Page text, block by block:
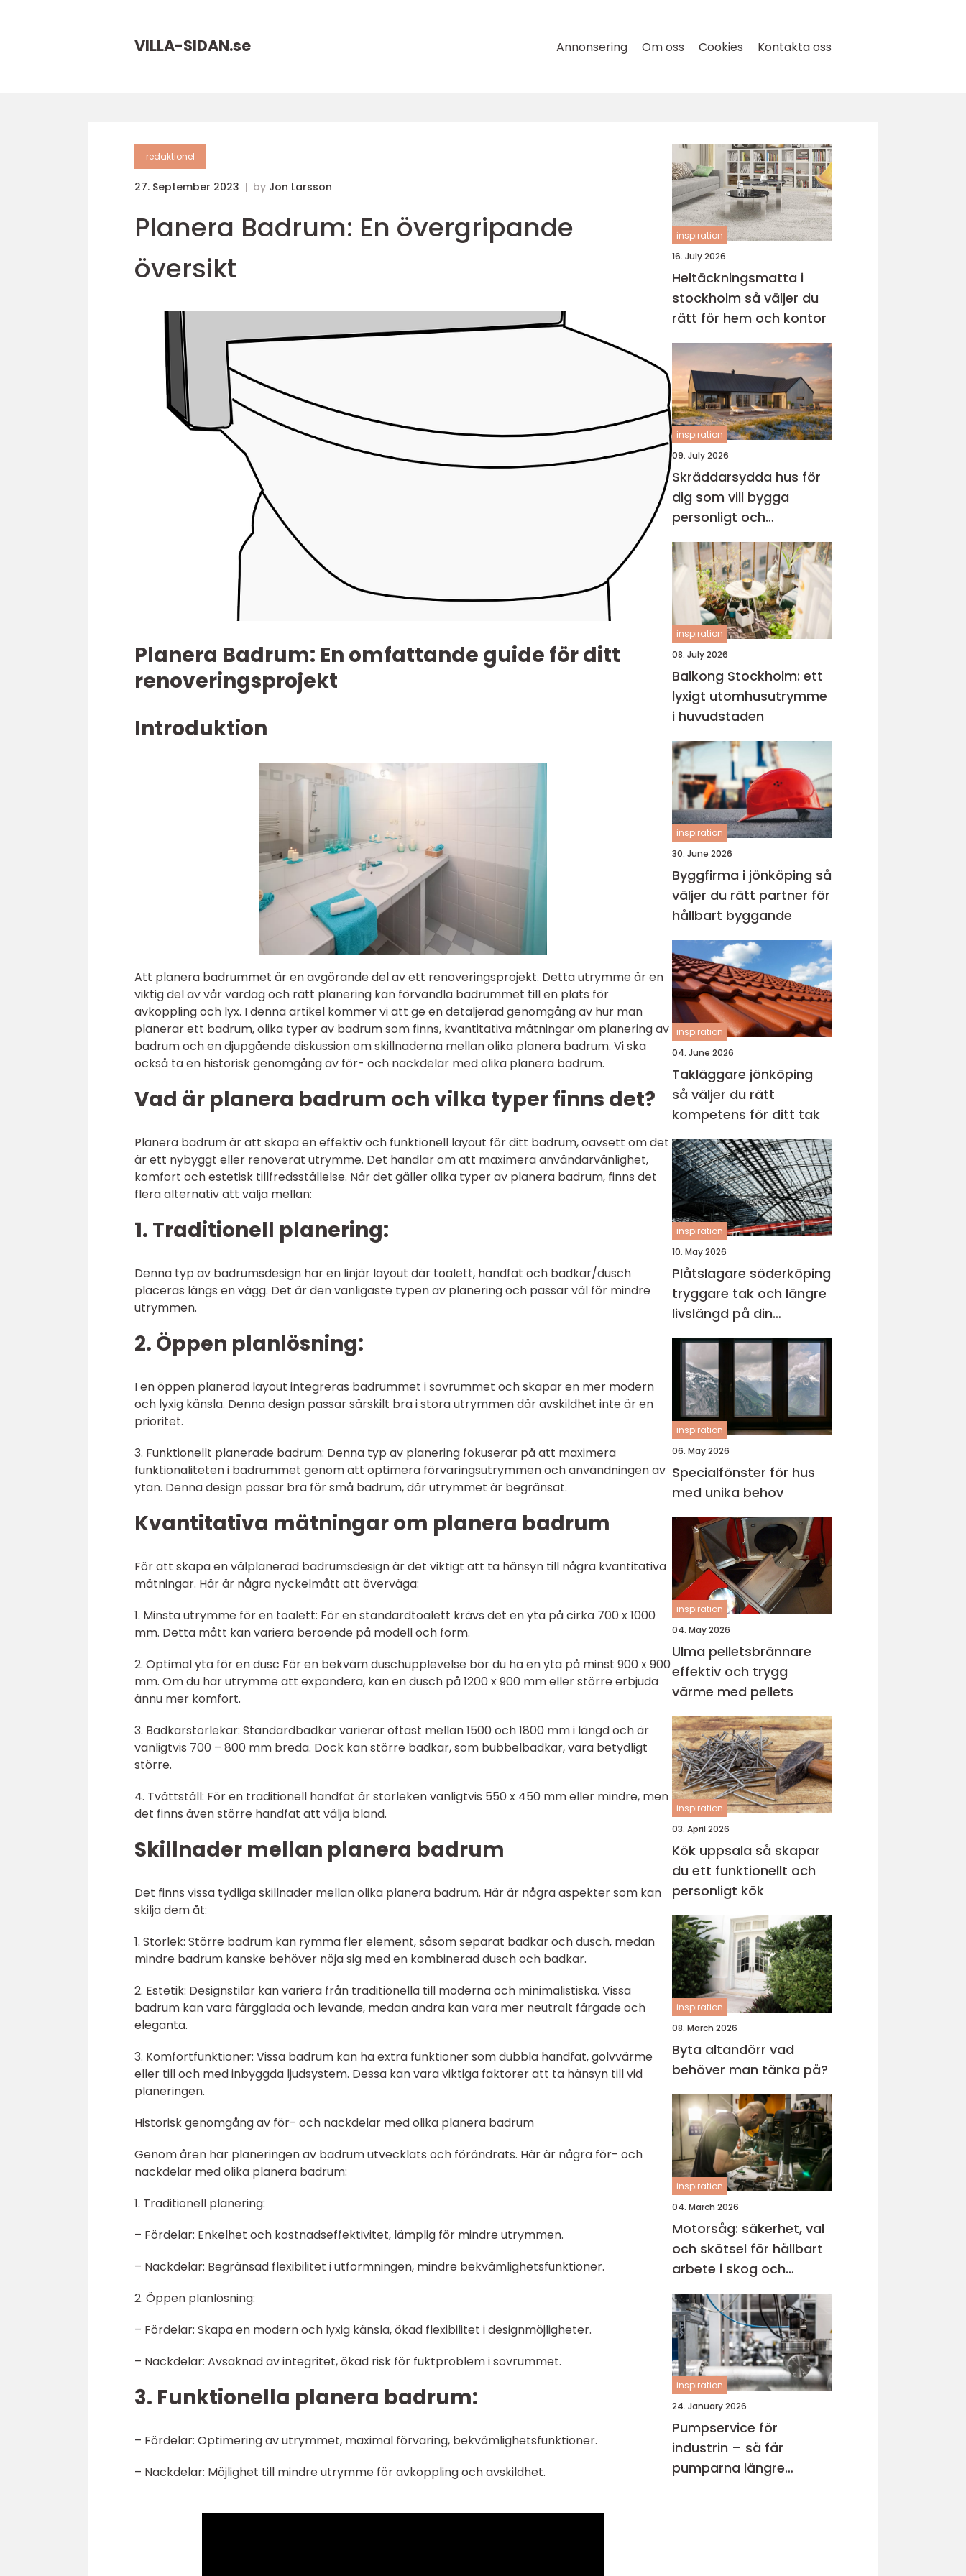
VILLA-SIDAN.se Annonsering Om oss Cookies Kontakta oss
redaktionel
27. September 2023 by Jon Larsson
Planera Badrum: En övergripande
översikt
Planera Badrum: En omfattande guide för ditt
renoveringsprojekt
Introduktion
Att planera badrummet är en avgörande del av ett renoveringsprojekt. Detta utrymme är en
viktig del av vår vardag och rätt planering kan förvandla badrummet till en plats för
avkoppling och lyx. I denna artikel kommer vi att ge en detaljerad genomgång av hur man
planerar ett badrum, olika typer av badrum som finns, kvantitativa mätningar om planering av
badrum och en djupgående diskussion om skillnaderna mellan olika planera badrum. Vi ska
också ta en historisk genomgång av för- och nackdelar med olika planera badrum.
Vad är planera badrum och vilka typer finns det?
Planera badrum är att skapa en effektiv och funktionell layout för ditt badrum, oavsett om det
är ett nybyggt eller renoverat utrymme. Det handlar om att maximera användarvänlighet,
komfort och estetisk tillfredsställelse. När det gäller olika typer av planera badrum, finns det
flera alternativ att välja mellan:
1. Traditionell planering:
Denna typ av badrumsdesign har en linjär layout där toalett, handfat och badkar/dusch
placeras längs en vägg. Det är den vanligaste typen av planering och passar väl för mindre
utrymmen.
2. Öppen planlösning:
I en öppen planerad layout integreras badrummet i sovrummet och skapar en mer modern
och lyxig känsla. Denna design passar särskilt bra i stora utrymmen där avskildhet inte är en
prioritet.
3. Funktionellt planerade badrum: Denna typ av planering fokuserar på att maximera
funktionaliteten i badrummet genom att optimera förvaringsutrymmen och användningen av
ytan. Denna design passar bra för små badrum, där utrymmet är begränsat.
Kvantitativa mätningar om planera badrum
För att skapa en välplanerad badrumsdesign är det viktigt att ta hänsyn till några kvantitativa
mätningar. Här är några nyckelmått att överväga:
1. Minsta utrymme för en toalett: För en standardtoalett krävs det en yta på cirka 700 x 1000
mm. Detta mått kan variera beroende på modell och form.
2. Optimal yta för en dusc För en bekväm duschupplevelse bör du ha en yta på minst 900 x 900
mm. Om du har utrymme att expandera, kan en dusch på 1200 x 900 mm eller större erbjuda
ännu mer komfort.
3. Badkarstorlekar: Standardbadkar varierar oftast mellan 1500 och 1800 mm i längd och är
vanligtvis 700 – 800 mm breda. Dock kan större badkar, som bubbelbadkar, vara betydligt
större.
4. Tvättställ: För en traditionell handfat är storleken vanligtvis 550 x 450 mm eller mindre, men
det finns även större handfat att välja bland.
Skillnader mellan planera badrum
Det finns vissa tydliga skillnader mellan olika planera badrum. Här är några aspekter som kan
skilja dem åt:
1. Storlek: Större badrum kan rymma fler element, såsom separat badkar och dusch, medan
mindre badrum kanske behöver nöja sig med en kombinerad dusch och badkar.
2. Estetik: Designstilar kan variera från traditionella till moderna och minimalistiska. Vissa
badrum kan vara färgglada och levande, medan andra kan vara mer neutralt färgade och
eleganta.
3. Komfortfunktioner: Vissa badrum kan ha extra funktioner som dubbla handfat, golvvärme
eller till och med inbyggda ljudsystem. Dessa kan vara viktiga faktorer att ta hänsyn till vid
planeringen.
Historisk genomgång av för- och nackdelar med olika planera badrum
Genom åren har planeringen av badrum utvecklats och förändrats. Här är några för- och
nackdelar med olika planera badrum:
1. Traditionell planering:
– Fördelar: Enkelhet och kostnadseffektivitet, lämplig för mindre utrymmen.
– Nackdelar: Begränsad flexibilitet i utformningen, mindre bekvämlighetsfunktioner.
2. Öppen planlösning:
– Fördelar: Skapa en modern och lyxig känsla, ökad flexibilitet i designmöjligheter.
– Nackdelar: Avsaknad av integritet, ökad risk för fuktproblem i sovrummet.
3. Funktionella planera badrum:
– Fördelar: Optimering av utrymmet, maximal förvaring, bekvämlighetsfunktioner.
– Nackdelar: Möjlighet till mindre utrymme för avkoppling och avskildhet.
inspiration
16. July 2026
Heltäckningsmatta i
stockholm så väljer du
rätt för hem och kontor
inspiration
09. July 2026
Skräddarsydda hus för
dig som vill bygga
personligt och
genomtänkt
inspiration
08. July 2026
Balkong Stockholm: ett
lyxigt utomhusutrymme
i huvudstaden
inspiration
30. June 2026
Byggfirma i jönköping så
väljer du rätt partner för
hållbart byggande
inspiration
04. June 2026
Takläggare jönköping
så väljer du rätt
kompetens för ditt tak
inspiration
10. May 2026
Plåtslagare söderköping
tryggare tak och längre
livslängd på din
fastighet
inspiration
06. May 2026
Specialfönster för hus
med unika behov
inspiration
04. May 2026
Ulma pelletsbrännare
effektiv och trygg
värme med pellets
inspiration
03. April 2026
Kök uppsala så skapar
du ett funktionellt och
personligt kök
inspiration
08. March 2026
Byta altandörr vad
behöver man tänka på?
inspiration
04. March 2026
Motorsåg: säkerhet, val
och skötsel för hållbart
arbete i skog och
trädgård
inspiration
24. January 2026
Pumpservice för
industrin – så får
pumparna längre